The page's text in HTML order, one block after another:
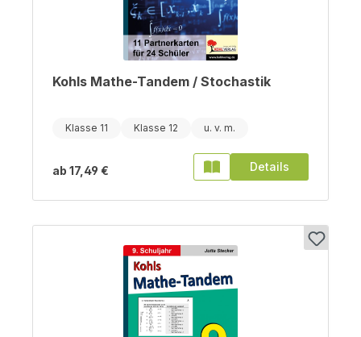
Kohls Mathe-Tandem / Stochastik
Klasse 11 Klasse 12
ab 17,49 € Details